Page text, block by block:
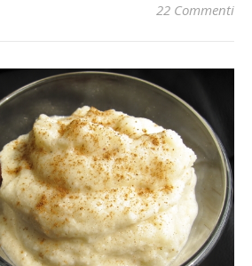
22 Commenti